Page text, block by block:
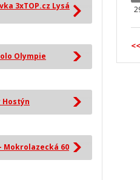
3xTOP.cz Lysá
Olympie
Hostýn
- Mokrolazecká 60